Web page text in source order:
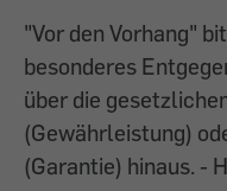
"Vor den Vorhang"
besonderes
über die
(Gewährleistung)
(Garantie) hinaus. -